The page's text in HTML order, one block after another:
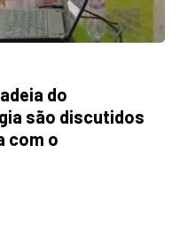
do
são discutidos
com o